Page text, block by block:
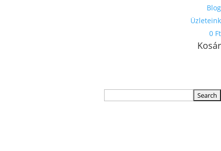
Blog
Üzleteink
0 Ft
Kosár